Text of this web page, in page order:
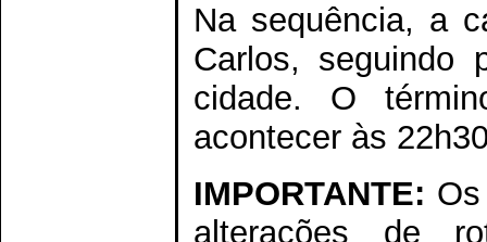
Na sequência, a
Carlos, seguindo
cidade. O
acontecer às
IMPORTANTE:
alterações de